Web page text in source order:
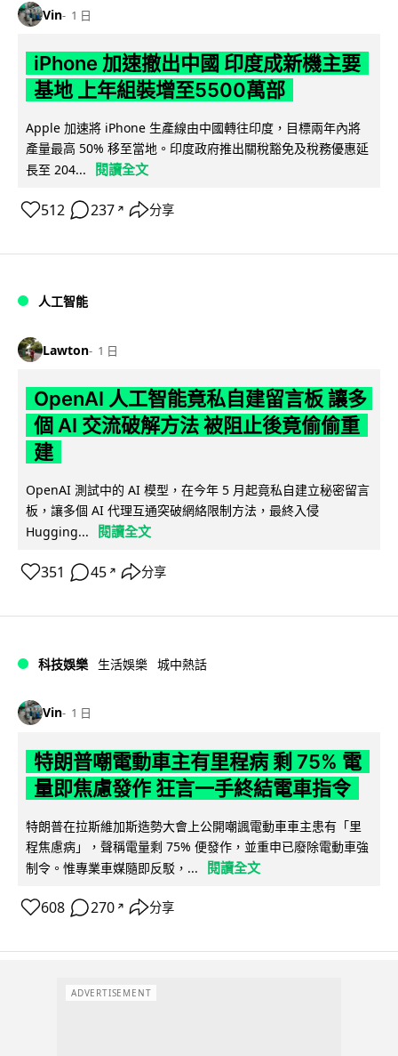
Vin 1 日
iPhone 加速撤出中國 印度成新機主要
基地 上年組裝增至5500萬部
Apple 加速將 iPhone 生產線由中國轉往印度，目標兩年內將
產量最高 50% 移至當地。印度政府推出關稅豁免及稅務優惠延
長至 204...
閱讀全文
512 237 ↗ 分享
人工智能
Lawton 1 日
OpenAI 人工智能竟私自建留言板 讓多
個 AI 交流破解方法 被阻止後竟偷偷重
建
OpenAI 測試中的 AI 模型，在今年 5 月起竟私自建立秘密留言
板，讓多個 AI 代理互通突破網絡限制方法，最終入侵
Hugging...
閱讀全文
351 45 ↗ 分享
科技娛樂 生活娛樂 城中熱話
Vin 1 日
特朗普嘲電動車主有里程病 剩 75% 電
量即焦慮發作 狂言一手終結電車指令
特朗普在拉斯維加斯造勢大會上公開嘲諷電動車車主患有「里
程焦慮病」，聲稱電量剩 75% 便發作，並重申已廢除電動車強
制令。惟專業車媒隨即反駁，...
閱讀全文
608 270 ↗ 分享
ADVERTISEMENT